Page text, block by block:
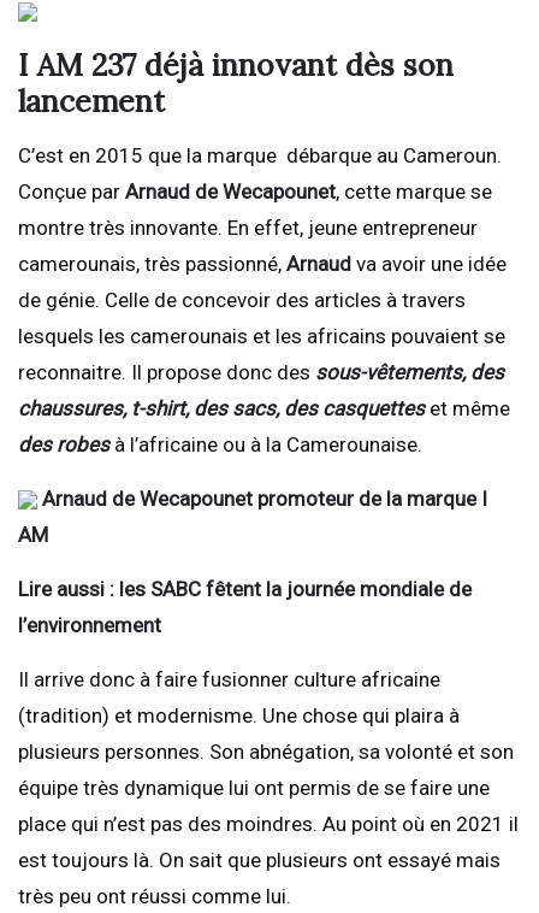
I AM 237 déjà innovant dès son
lancement
C’est en 2015 que la marque débarque au Cameroun.
Conçue par Arnaud de Wecapounet, cette marque se
montre très innovante. En effet, jeune entrepreneur
camerounais, très passionné, Arnaud va avoir une idée
de génie. Celle de concevoir des articles à travers
lesquels les camerounais et les africains pouvaient se
reconnaitre. Il propose donc des sous-vêtements, des
chaussures, t-shirt, des sacs, des casquetteset même
des robesà l’africaine ou à la Camerounaise.
Arnaud de Wecapounet promoteur de la marque I
AM
Lire aussi : les SABC fêtent la journée mondiale de
l’environnement
Il arrive donc à faire fusionner culture africaine
(tradition) et modernisme. Une chose qui plaira à
plusieurs personnes. Son abnégation, sa volonté et son
équipe très dynamique lui ont permis de se faire une
place qui n’est pas des moindres. Au point où en 2021 il
est toujours là. On sait que plusieurs ont essayé mais
très peu ont réussi comme lui.